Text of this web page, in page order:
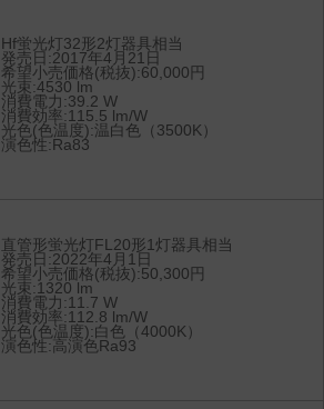
Hf蛍光灯32形2灯器具相当
発売日:2017年4月21日
希望小売価格(税抜):60,000円
光束:4530 lm
消費電力:39.2 W
消費効率:115.5 lm/W
光色(色温度):温白色（3500K）
演色性:Ra83
直管形蛍光灯FL20形1灯器具相当
発売日:2022年4月1日
希望小売価格(税抜):50,300円
光束:1320 lm
消費電力:11.7 W
消費効率:112.8 lm/W
光色(色温度):白色（4000K）
演色性:高演色Ra93